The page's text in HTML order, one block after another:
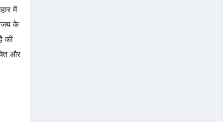
में
के
की
और